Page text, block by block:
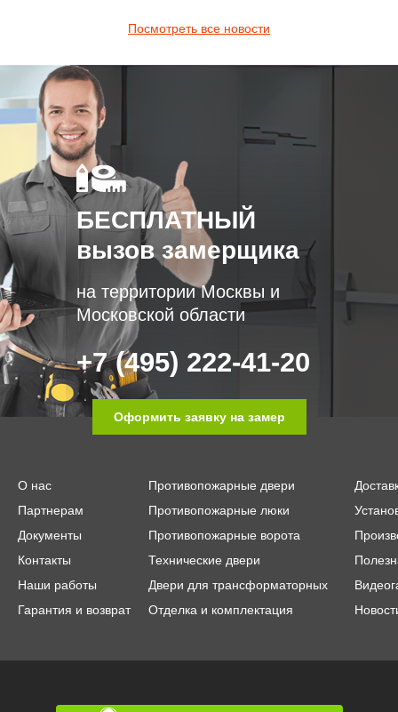
Посмотреть все новости
БЕСПЛАТНЫЙ
вызов замерщика
на территории Москвы и
Московской области
+7 (495) 222-41-20
Оформить заявку на замер
О нас
Партнерам
Документы
Контакты
Наши работы
Гарантия и возврат
Противопожарные двери
Противопожарные люки
Противопожарные ворота
Технические двери
Двери для трансформаторных
Отделка и комплектация